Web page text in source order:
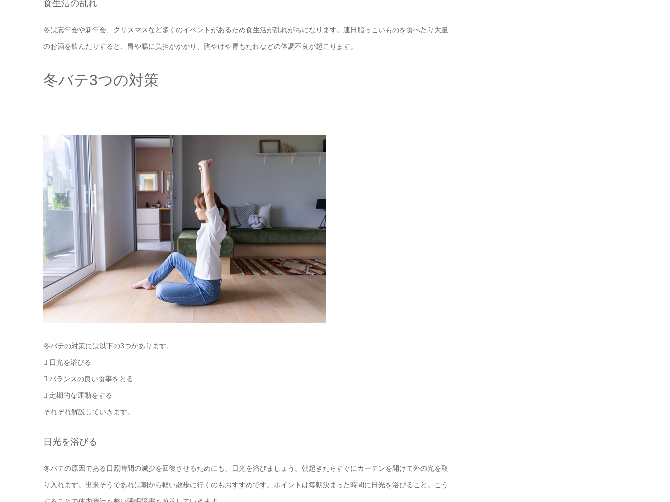
食生活の乱れ
冬は忘年会や新年会、クリスマスなど多くのイベントがあるため食生活が乱れがちになります。連日脂っこいものを食べたり大量
のお酒を飲んだりすると、胃や腸に負担がかかり、胸やけや胃もたれなどの体調不良が起こります。
冬バテ3つの対策
冬バテの対策には以下の3つがあります。
 日光を浴びる
 バランスの良い食事をとる
 定期的な運動をする
それぞれ解説していきます。
日光を浴びる
冬バテの原因である日照時間の減少を回復させるためにも、日光を浴びましょう。朝起きたらすぐにカーテンを開けて外の光を取
り入れます。出来そうであれば朝から軽い散歩に行くのもおすすめです。ポイントは毎朝決まった時間に日光を浴びること。こう